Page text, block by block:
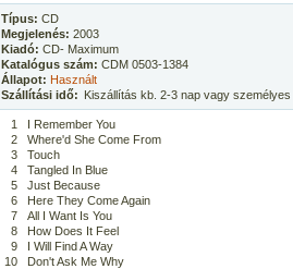
Típus: CD
Megjelenés: 2003
Kiadó: CD- Maximum
Katalógus szám: CDM 0503-1384
Állapot: Használt
Szállítási idő: Kiszállítás kb. 2-3 nap vagy
1
I Remember You
2
Where'd She Come From
3
Touch
4
Tangled In Blue
5
Just Because
6
Here They Come Again
7
All I Want Is You
8
How Does It Feel
9
I Will Find A Way
10
Don't Ask Me Why